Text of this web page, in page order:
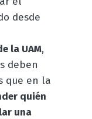
desde
la UAM,
deben
que en la
quién
una